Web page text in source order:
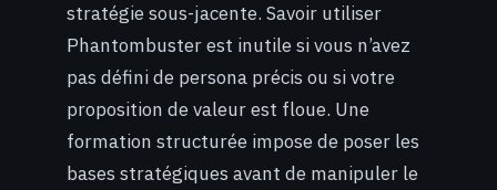
stratégie sous-jacente. Savoir utiliser
Phantombuster est inutile si vous n’avez
pas défini de persona précis ou si votre
proposition de valeur est floue. Une
formation structurée impose de poser les
bases stratégiques avant de manipuler le